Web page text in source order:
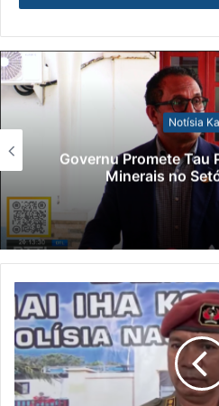
Notísia
Governu Promete Tau
Minerais no